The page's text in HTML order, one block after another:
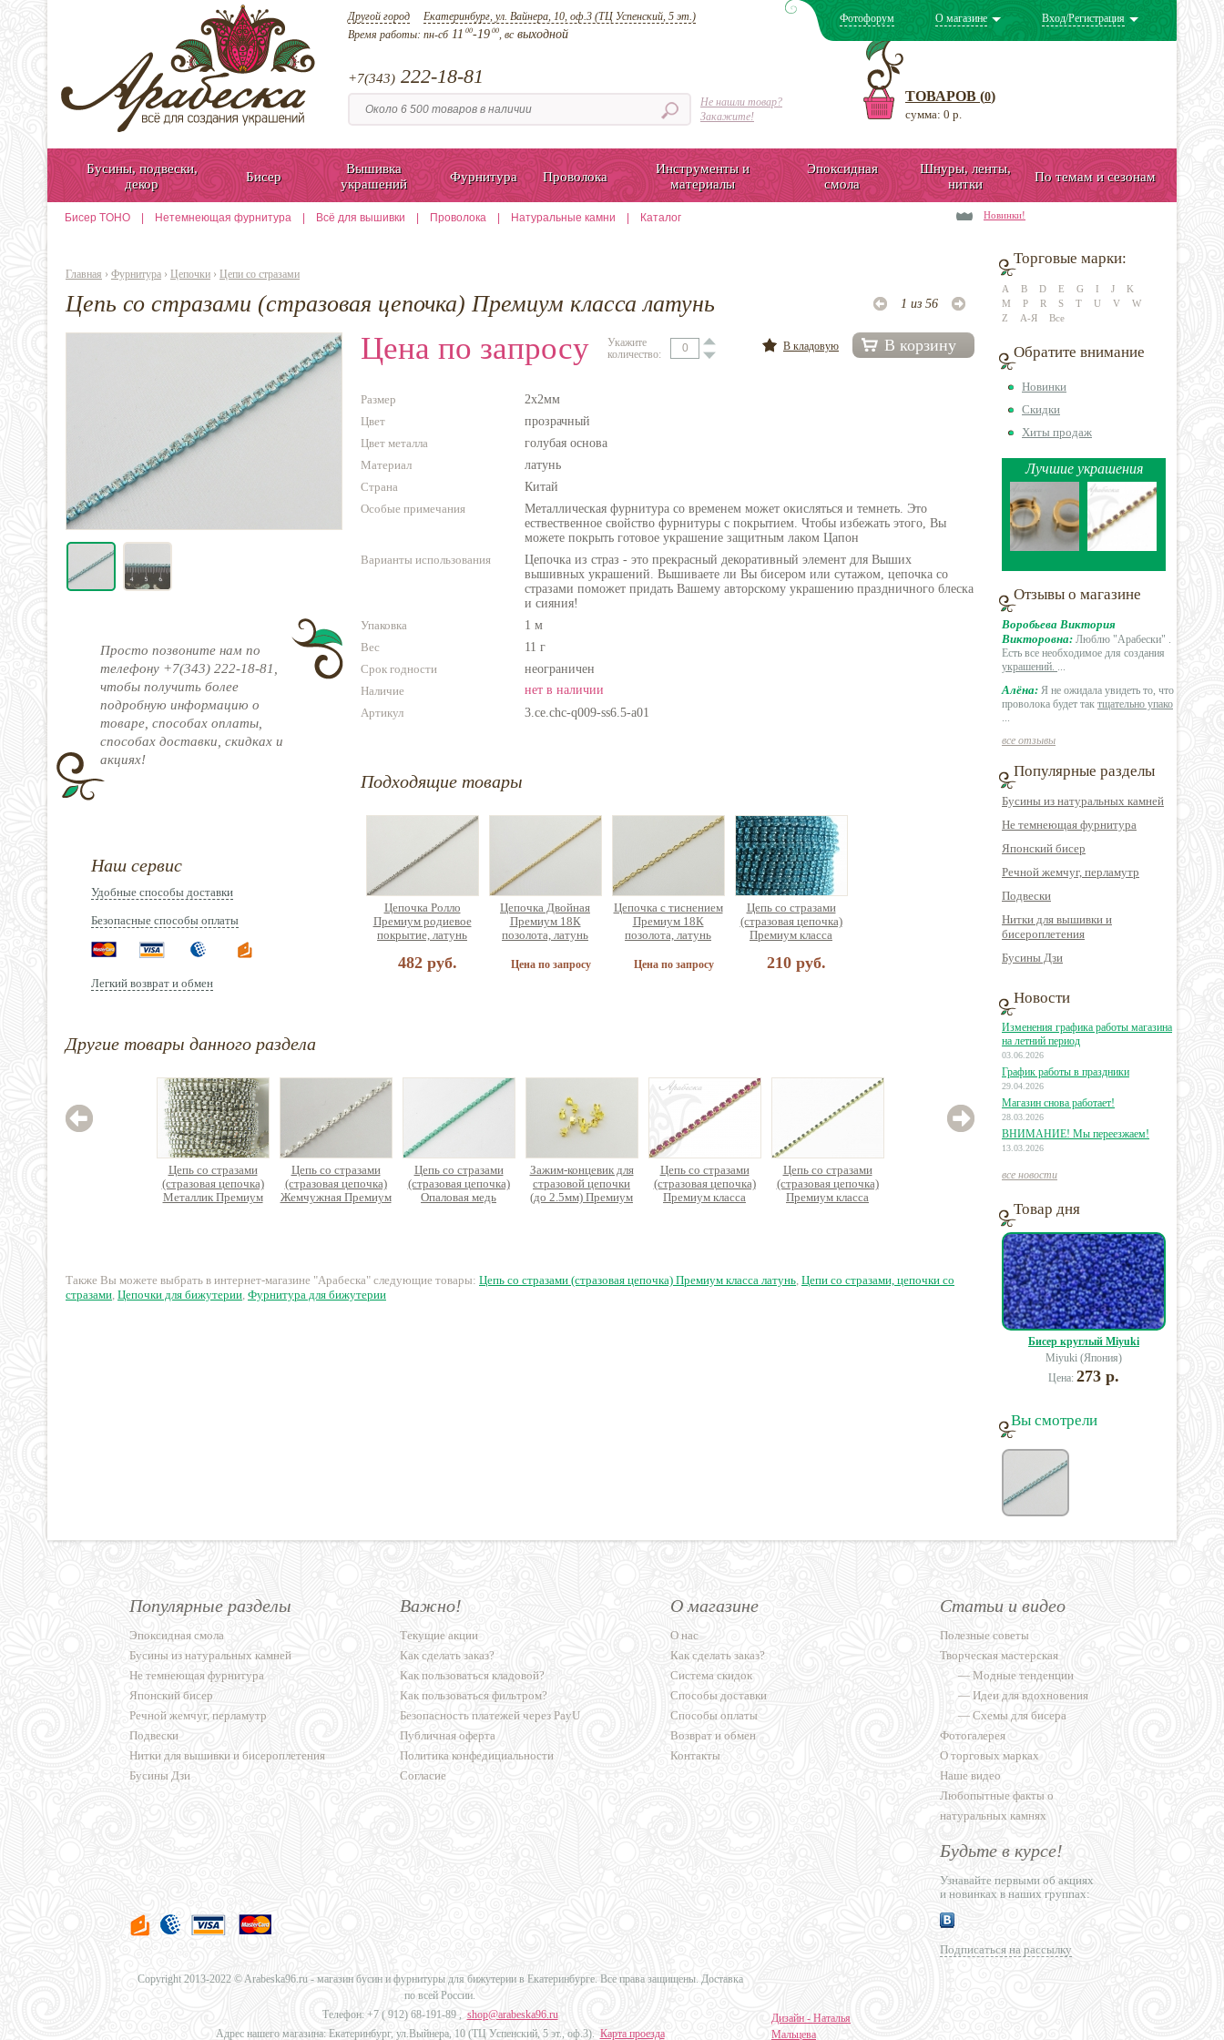
Другой город Екатеринбург, ул. Вайнера, 10, оф.3 (ТЦ Успенский, 5 эт.)
Время работы: пн-сб11 00-19 00, всвыходной
+7(343) 222-18-81
Не нашли товар?
Закажите!
Фотофорум О магазине Вход/Регистрация
ТОВАРОВ (0)
сумма: 0 р.
Бусины, подвески,
декор
Бисер
Вышивка
украшений
Фурнитура Проволока
Инструменты и
материалы
Эпоксидная
смола
Шнуры, ленты,
нитки
По темам и сезонам
Бисер TOHO Нетемнеющая фурнитура Всё для вышивки Проволока Натуральные камни Каталог Новинки!
Главная › Фурнитура › Цепочки › Цепи со стразами
Цепь со стразами (стразовая цепочка) Премиум класса латунь 1 из 56
Просто позвоните нам по
телефону +7(343) 222-18-81,
чтобы получить более
подробную информацию о
товаре, способах оплаты,
способах доставки, скидках и
акциях!
Наш сервис
Удобные способы доставки
Безопасные способы оплаты
Легкий возврат и обмен
Цена по запросу
Укажите
количество:
В корзину
В кладовую
Размер
2х2мм
Цвет
прозрачный
Цвет металла
голубая основа
Материал
латунь
Страна
Китай
Особые примечания
Металлическая фурнитура со временем может окисляться и темнеть. Это
ествественное свойство фурнитуры с покрытием. Чтобы избежать этого, Вы
можете покрыть готовое украшение защитным лаком Цапон
Варианты использования
Цепочка из страз - это прекрасный декоративный элемент для Выших
вышивных украшений. Вышиваете ли Вы бисером или сутажом, цепочка со
стразами поможет придать Вашему авторскому украшению праздничного блеска
и сияния!
Упаковка
1 м
Вес
11 г
Срок годности
неограничен
Наличие
нет в наличии
Артикул
3.ce.chc-q009-ss6.5-a01
Подходящие товары
Цепочка Ролло
Премиум родиевое
покрытие, латунь
482 руб.
Цепочка Двойная
Премиум 18К
позолота, латунь
Цена по запросу
Цепочка с тиснением
Премиум 18К
позолота, латунь
Цена по запросу
Цепь со стразами
(стразовая цепочка)
Премиум класса
210 руб.
Премиум 18К
467 руб.
Другие товары данного раздела
Цепь со стразами
(стразовая цепочка)
Металлик Премиум
Цепь со стразами
(стразовая цепочка)
Жемчужная Премиум
Цепь со стразами
(стразовая цепочка)
Опаловая медь
Зажим-концевик для
стразовой цепочки
(до 2.5мм) Премиум
Цепь со стразами
(стразовая цепочка)
Премиум класса
Цепь со стразами
(стразовая цепочка)
Премиум класса
Цепь со стразами
(стразовая цепочка)
латунь
210 руб. 90 руб.
Также Вы можете выбрать в интернет-магазине "Арабеска" следующие товары: Цепь со стразами (стразовая цепочка) Премиум класса латунь, Цепи со стразами, цепочки со
стразами, Цепочки для бижутерии, Фурнитура для бижутерии
Торговые марки:
A B D E G I J
K
M
P R S T U V
W
Z
А-Я Все
Обратите внимание
Новинки
Скидки
Хиты продаж
Лучшие украшения
Отзывы о магазине
Воробьева Виктория
Викторовна: Люблю "Арабески" .
Есть все необходимое для создания
украшений. ...
Алёна: Я не ожидала увидеть то, что
проволока будет так тщательно упако
...
все отзывы
Популярные разделы
Бусины из натуральных камней
Не темнеющая фурнитура
Японский бисер
Речной жемчуг, перламутр
Подвески
Нитки для вышивки и
бисероплетения
Бусины Дзи
Новости
Изменения графика работы магазина
на летний период
03.06.2026
График работы в праздники
29.04.2026
Магазин снова работает!
28.03.2026
ВНИМАНИЕ! Мы переезжаем!
13.03.2026
все новости
Товар дня
Бисер круглый Miyuki
Miyuki (Япония)
Цена: 273 р.
Вы смотрели
Популярные разделы
Эпоксидная смола
Бусины из натуральных камней
Не темнеющая фурнитура
Японский бисер
Речной жемчуг, перламутр
Подвески
Нитки для вышивки и бисероплетения
Бусины Дзи
Важно!
Текущие акции
Как сделать заказ?
Как пользоваться кладовой?
Как пользоваться фильтром?
Безопасность платежей через PayU
Публичная оферта
Политика конфедициальности
Согласие
О магазине
О нас
Как сделать заказ?
Система скидок
Способы доставки
Способы оплаты
Возврат и обмен
Контакты
Статьи и видео
Полезные советы
Творческая мастерская
—Модные тенденции
—Идеи для вдохновения
—Схемы для бисера
Фотогалерея
О торговых марках
Наше видео
Любопытные факты о
натуральных камнях
Будьте в курсе!
Узнавайте первыми об акциях
и новинках в наших группах:
Подписаться на рассылку
Copyright 2013-2022 © Arabeska96.ru - магазин бусин и фурнитуры для бижутерии в Екатеринбурге. Все права защищены. Доставка
по всей России.
Телефон: +7 ( 912) 68-191-89, shop@arabeska96.ru
Адрес нашего магазина: Екатеринбург, ул.Выйнера, 10 (ТЦ Успенский, 5 эт., оф.3). Карта проезда
Дизайн - Наталья
Мальцева